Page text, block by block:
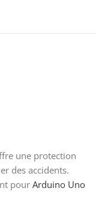
une protection
des accidents.
pour Arduino Uno